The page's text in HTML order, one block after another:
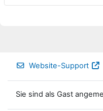
Website-Support
Sie sind als Gast